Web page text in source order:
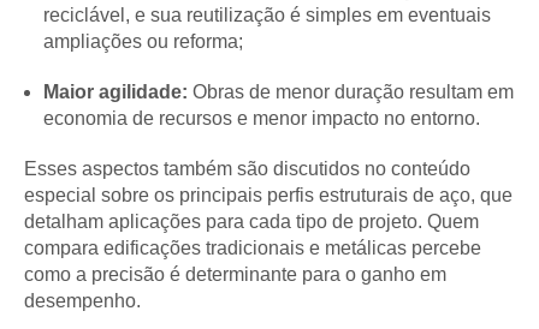
reciclável, e sua reutilização é simples em eventuais
ampliações ou reforma;
Maior agilidade: Obras de menor duração resultam em
economia de recursos e menor impacto no entorno.
Esses aspectos também são discutidos no conteúdo
especial sobre os principais perfis estruturais de aço, que
detalham aplicações para cada tipo de projeto. Quem
compara edificações tradicionais e metálicas percebe
como a precisão é determinante para o ganho em
desempenho.